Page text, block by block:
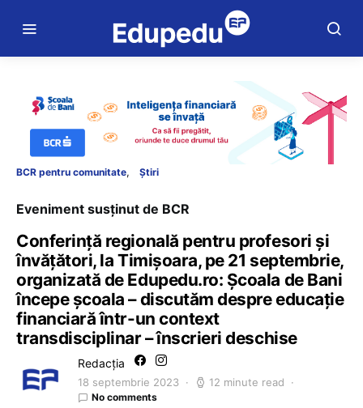
BCR pentru comunitate Știri
Eveniment susținut de BCR
Conferință regională pentru profesori și
învățători, la Timișoara, pe 21 septembrie,
organizată de Edupedu.ro: Școala de Bani
începe școala – discutăm despre educație
financiară într-un context
transdisciplinar – înscrieri deschise
Redacția
18 septembrie 2023 12 minute read
No comments